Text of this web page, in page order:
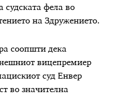
судската фела во
на Здружението.
соопшти дека
вицепремиер
суд Енвер
во значителна